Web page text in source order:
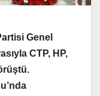
Genel
CTP, HP,